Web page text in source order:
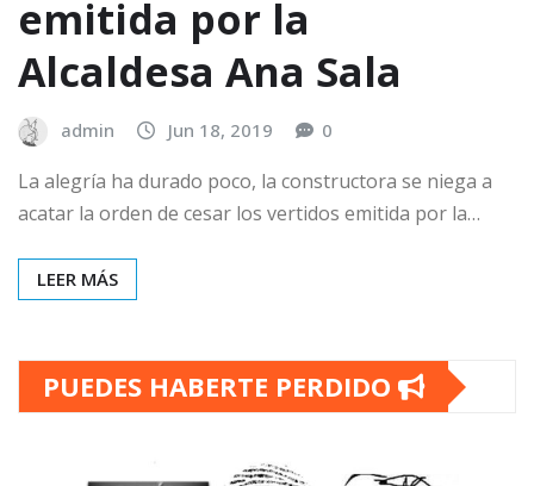
emitida por la
Alcaldesa Ana Sala
admin Jun 18, 2019 0
La alegría ha durado poco, la constructora se niega a
acatar la orden de cesar los vertidos emitida por la…
LEER MÁS
PUEDES HABERTE PERDIDO